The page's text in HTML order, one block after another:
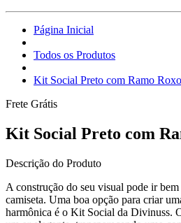
Página Inicial
Todos os Produtos
Kit Social Preto com Ramo Roxo
Frete Grátis
Kit Social Preto com
Descrição do Produto
A construção do seu visual pode ir
camiseta. Uma boa opção para criar
harmônica é o Kit Social da Divinuss.